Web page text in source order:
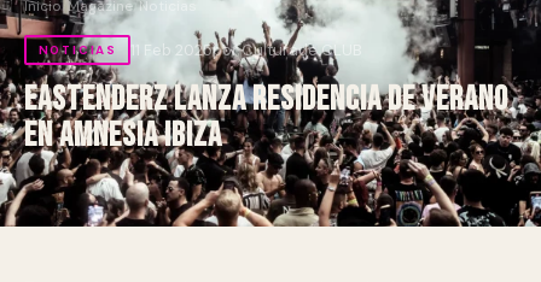
Inicio/ Magazine/Noticias
NOTICIAS 11 Feb 2025por Culturade.CLUB
Eastenderz lanza residencia de verano
en Amnesia Ibiza